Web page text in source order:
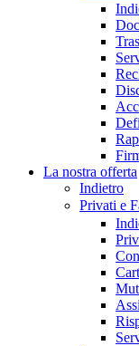
La nostra offerta
Indietro
Privati e